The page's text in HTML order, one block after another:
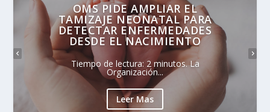
OMS PIDE AMPLIAR EL
TAMIZAJE NEONATAL PARA
DETECTAR ENFERMEDADES
DESDE EL NACIMIENTO
Tiempo de lectura: 2 minutos. La
Organización...
Leer Mas